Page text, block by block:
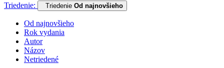
Triedenie: Triedenie Od najnovšieho
Od najnovšieho
Rok vydania
Autor
Názov
Netriedené